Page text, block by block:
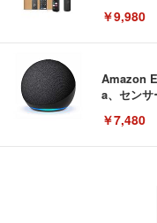
￥9,980
Amazon
a、セン
￥7,480
い 跳ね
EIZO ビ
Amazon
回使い捨